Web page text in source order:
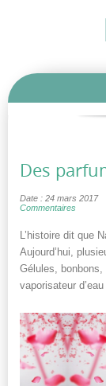
Des
Date : 24 mars 2017
Commentaires
L’histoire dit que
Aujourd’hui,
Gélules, bonbons,
vaporisateur